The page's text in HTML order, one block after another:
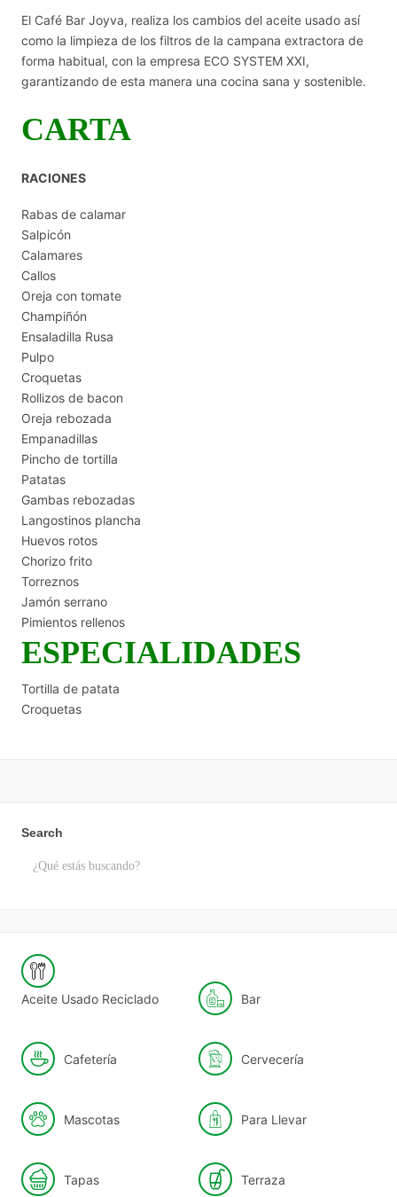
El Café Bar Joyva, realiza los cambios del aceite usado así
como la limpieza de los filtros de la campana extractora de
forma habitual, con la empresa ECO SYSTEM XXI,
garantizando de esta manera una cocina sana y sostenible.
CARTA
RACIONES
Rabas de calamar
Salpicón
Calamares
Callos
Oreja con tomate
Champiñón
Ensaladilla Rusa
Pulpo
Croquetas
Rollizos de bacon
Oreja rebozada
Empanadillas
Pincho de tortilla
Patatas
Gambas rebozadas
Langostinos plancha
Huevos rotos
Chorizo frito
Torreznos
Jamón serrano
Pimientos rellenos
ESPECIALIDADES
Tortilla de patata
Croquetas
Search
Aceite Usado Reciclado Bar
Cafetería Cervecería
Mascotas Para Llevar
Tapas Terraza